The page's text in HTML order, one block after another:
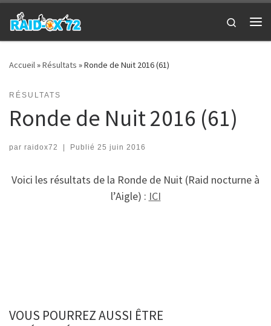
Passer au contenu
Search
Accueil»Résultats »Ronde de Nuit 2016 (61)
RÉSULTATS
Ronde de Nuit 2016 (61)
par raidox72 | Publié 25 juin 2016
Voici les résultats de la Ronde de Nuit (Raid nocturne à
l’Aigle) : ICI
VOUS POURREZ AUSSI ÊTRE